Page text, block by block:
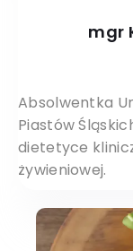
mgr
Absolwentka
Piastów
dietetyce
żywieniowej.